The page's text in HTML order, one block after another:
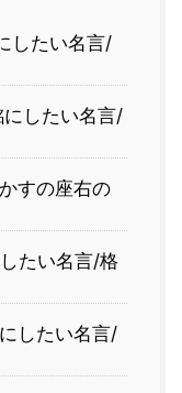
したい名言/
したい名言/
すの座右の
たい名言/格
したい名言/